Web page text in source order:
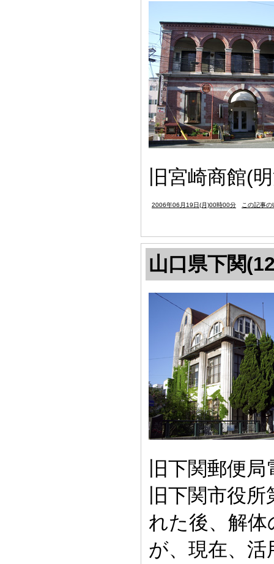
旧宮崎商館(
2006年06月19日(月)00時00分 この記事の
山口県下関
旧下関郵便
旧下関市役
れた後、解
が、現在、